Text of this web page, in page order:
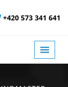
+420 573 341 641